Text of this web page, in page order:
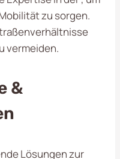
zu sorgen.
vermeiden.
&
Lösungen zur